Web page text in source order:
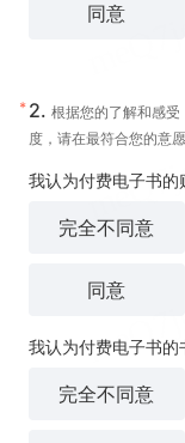
同意
* 2. 根据您的了解和感
度，请在最符合您的意
我认为付费电子书
完全不同意
同意
我认为付费电子书
完全不同意